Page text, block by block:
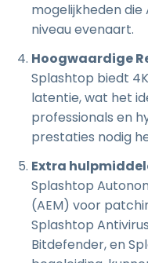
mogelijkheden
niveau evenaart.
Hoogwaardige
Splashtop biedt
latentie, wat het
professionals en
prestaties nodig
Extra
Splashtop
(AEM) voor
Splashtop
Bitdefender, en